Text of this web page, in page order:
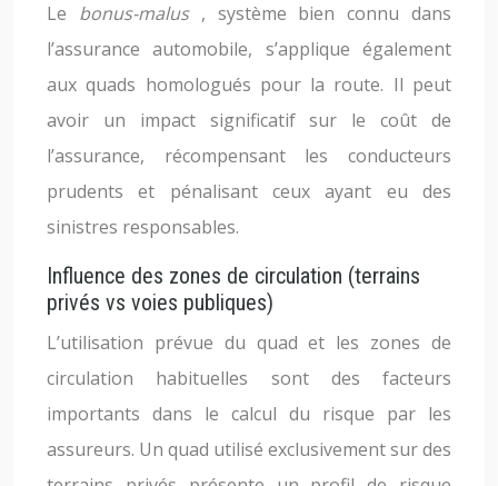
Le bonus-malus , système bien connu dans
l’assurance automobile, s’applique également
aux quads homologués pour la route. Il peut
avoir un impact significatif sur le coût de
l’assurance, récompensant les conducteurs
prudents et pénalisant ceux ayant eu des
sinistres responsables.
Influence des zones de circulation (terrains
privés vs voies publiques)
L’utilisation prévue du quad et les zones de
circulation habituelles sont des facteurs
importants dans le calcul du risque par les
assureurs. Un quad utilisé exclusivement sur des